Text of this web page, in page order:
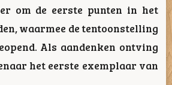
om de eerste punten in het
waarmee de tentoonstelling
Als aandenken ontving
het eerste exemplaar van